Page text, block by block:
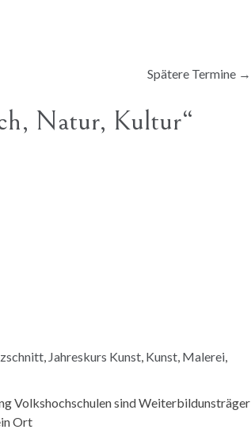
Spätere Termine →
Natur, Kultur“
, Jahreskurs Kunst, Kunst, Malerei,
Volkshochschulen sind Weiterbildunsträger
Ort